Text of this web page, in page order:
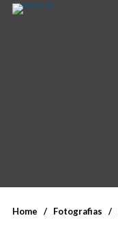
Home Fotografias